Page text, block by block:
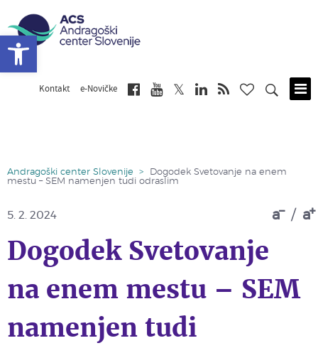
Kontakt e-Novičke
Andragoški center Slovenije >
Dogodek Svetovanje na enem
mestu – SEM namenjen tudi odraslim
a / a
5. 2. 2024
Dogodek Svetovanje
na enem mestu – SEM
namenjen tudi
Open toolbar